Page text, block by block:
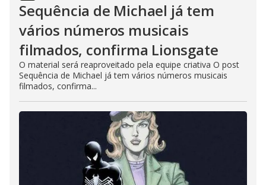
Sequência de Michael já tem
vários números musicais
filmados, confirma Lionsgate
O material será reaproveitado pela equipe criativa O post
Sequência de Michael já tem vários números musicais
filmados, confirma...